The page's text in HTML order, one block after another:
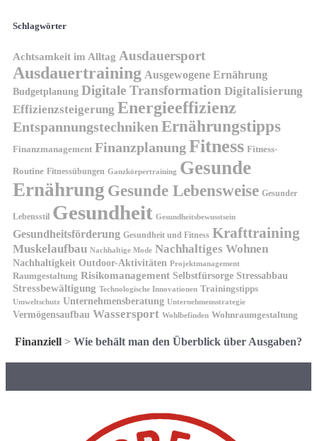
Schlagwörter
Achtsamkeit im Alltag Ausdauersport
Ausdauertraining Ausgewogene Ernährung
Budgetplanung Digitale Transformation Digitalisierung
Effizienzsteigerung Energieeffizienz
Entspannungstechniken Ernährungstipps
Finanzmanagement Finanzplanung Fitness Fitness-
Routine Fitnessübungen Ganzkörpertraining Gesunde
Ernährung Gesunde Lebensweise Gesunder
Lebensstil Gesundheit Gesundheitsbewusstsein
Gesundheitsförderung Gesundheit und Fitness Krafttraining
Muskelaufbau Nachhaltige Mode Nachhaltiges Wohnen
Nachhaltigkeit Outdoor-Aktivitäten Projektmanagement
Raumgestaltung Risikomanagement Selbstfürsorge Stressabbau
Stressbewältigung Technologische Innovationen Trainingstipps
Umweltschutz Unternehmensberatung Unternehmensstrategie
Vermögensaufbau Wassersport Wohlbefinden Wohnraumgestaltung
Finanziell > Wie behält man den Überblick über Ausgaben?